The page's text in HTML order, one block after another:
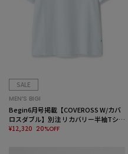
SALE
MEN’S BIGI
Begin6月号掲載【COVEROSS W/カバ
ロスダブル】別注 リカバリー半袖Tシャ
ツ＜接触冷感/UVカット/遮熱/リラック
¥12,320 20%OFF